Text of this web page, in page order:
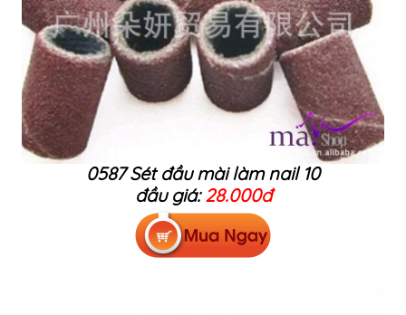
0587 Sét đầu mài làm nail 10
đầu giá:28.000đ